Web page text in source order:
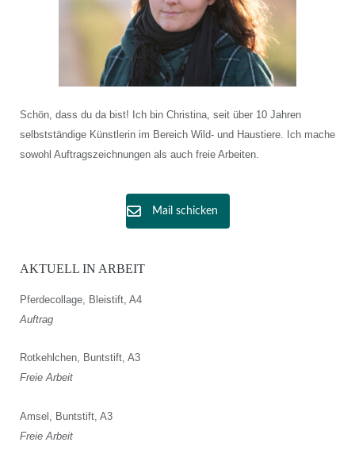
Schön, dass du da bist! Ich bin Christina, seit über 10 Jahren
selbstständige Künstlerin im Bereich Wild- und Haustiere. Ich mache
sowohl Auftragszeichnungen als auch freie Arbeiten.
Mail schicken
AKTUELL IN ARBEIT
Pferdecollage, Bleistift, A4
Auftrag
Rotkehlchen, Buntstift, A3
Freie Arbeit
Amsel, Buntstift, A3
Freie Arbeit